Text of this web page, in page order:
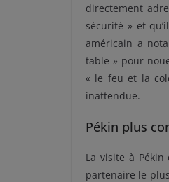
directement
sécurité » et
américain a
table » pour
« le feu et la
inattendue.
Pékin plus
La visite à
partenaire le